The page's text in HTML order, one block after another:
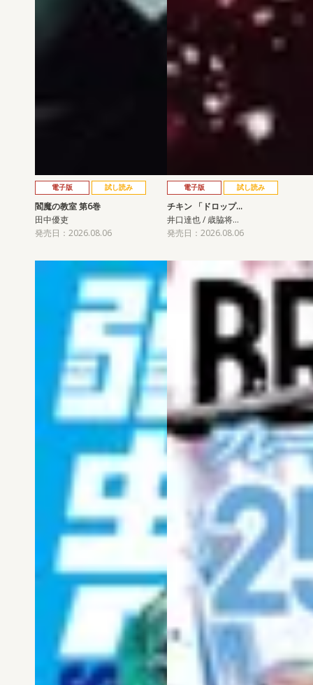
電子版 試し読み
閻魔の教室 第6巻
田中優吏
発売日：2026.08.06
電子版 試し読み
チキン 「ドロップ…
井口達也 / 歳脇将…
発売日：2026.08.06